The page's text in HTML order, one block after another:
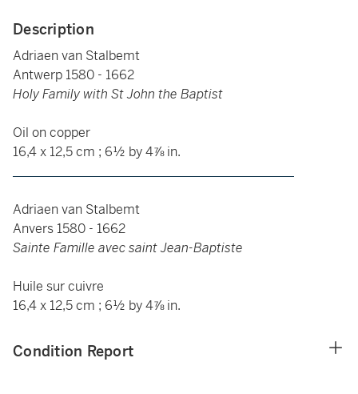
Description
Adriaen van Stalbemt
Antwerp 1580 - 1662
Holy Family with St John the Baptist
Oil on copper
16,4 x 12,5 cm ; 6½ by 4⅞ in.
Adriaen van Stalbemt
Anvers 1580 - 1662
Sainte Famille avec saint Jean-Baptiste
Huile sur cuivre
16,4 x 12,5 cm ; 6½ by 4⅞ in.
Condition Report